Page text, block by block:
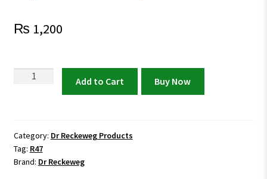
₨ 1,200
Hysteric
Complaints
quantity
Add to Cart Buy Now
Category: Dr Reckeweg Products
Tag: R47
Brand: Dr Reckeweg